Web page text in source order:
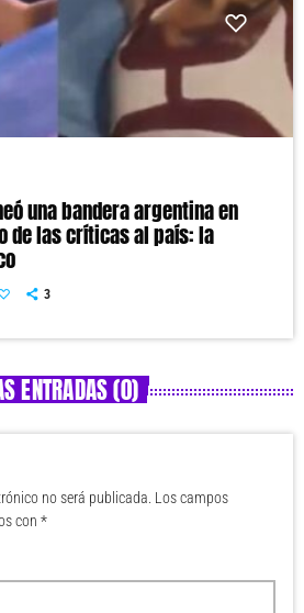
una bandera argentina en
de las críticas al país: la
3
ENTRADAS (0)
no será publicada. Los campos
con *